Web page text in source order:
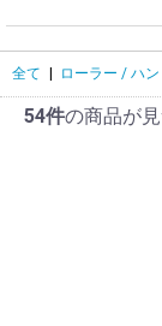
全て | ローラー / ハ
54件の商品が